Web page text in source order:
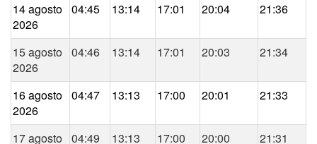
14 agosto
2026
04:45 13:14 17:01 20:04 21:36
15 agosto
2026
04:46 13:14 17:01 20:03 21:34
16 agosto
2026
04:47 13:13 17:00 20:01 21:33
17 agosto
04:49 13:13 17:00 20:00 21:31